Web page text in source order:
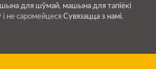
для шўмай, машына для тапіёкі
і не саромейцеся Сувязацца з намі.